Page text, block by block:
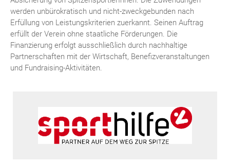
werden unbürokratisch und nicht-zweckgebunden nach
Erfüllung von Leistungskriterien zuerkannt. Seinen Auftrag
erfüllt der Verein ohne staatliche Förderungen. Die
Finanzierung erfolgt ausschließlich durch nachhaltige
Partnerschaften mit der Wirtschaft, Benefizveranstaltungen
und Fundraising-Aktivitäten.